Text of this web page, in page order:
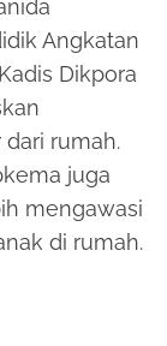
Angkatan
Dikpora
rumah.
juga
mengawasi
di rumah.